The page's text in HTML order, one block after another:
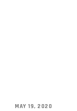
MAY 19, 2020